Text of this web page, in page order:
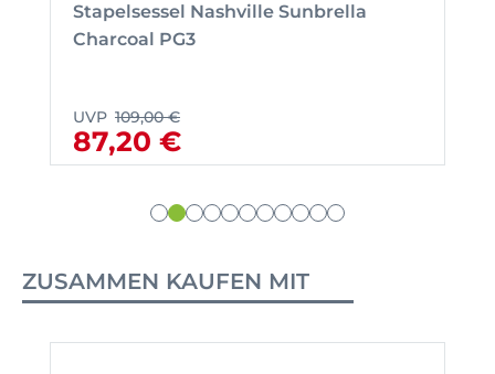
Stapelsessel Nashville Sunbrella
Charcoal PG3
UVP 109,00 €
87,20 €
ZUSAMMEN KAUFEN MIT